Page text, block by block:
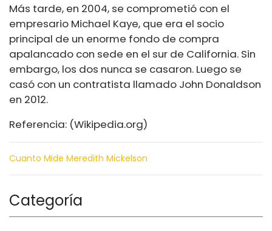
Más tarde, en 2004, se comprometió con el
empresario Michael Kaye, que era el socio
principal de un enorme fondo de compra
apalancado con sede en el sur de California. Sin
embargo, los dos nunca se casaron. Luego se
casó con un contratista llamado John Donaldson
en 2012.
Referencia: (Wikipedia.org)
Cuanto Mide Meredith Mickelson
Categoría